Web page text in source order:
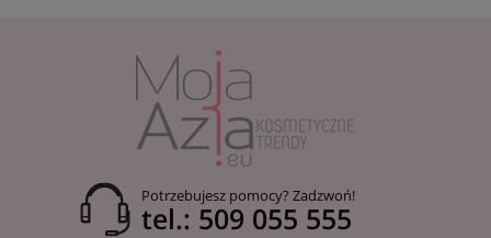
Potrzebujesz pomocy? Zadzwoń!
tel.: 509 055 555